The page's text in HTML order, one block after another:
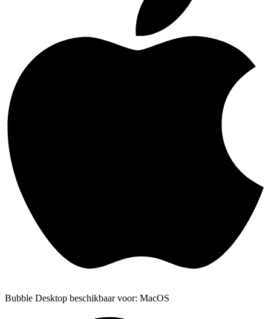
Bubble Desktop beschikbaar voor: MacOS